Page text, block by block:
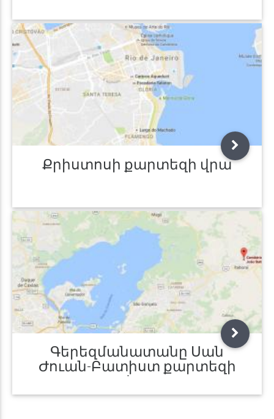
Քրիստոսի քարտեզի վրա
Գերեզմանատանը Սան
Ժուան-Բատիստ քարտեզի
վրա